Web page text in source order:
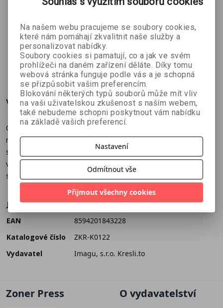
kteří mají fotbal rádi s textem na titulce Všechno nejlepší.
Vnitřní strana je zdobena motivem z titulní strany s textem: Co
nejvíc vítězství a podařených zápasů. Ať se ti daří! Není baleno v
igelitu, součástí je bílá obálka, rozměr 17x11,5cm.
ZOBRAZITVÍCE
Více o knize
Originální přání pro všechny malé i velké fotbalisty i pro ty, kteří
mají fotbal rádi s textem na titulce Všechno nejlepší. Vnitřní
strana je zdobena motivem z titulní strany s textem: Co nejvíc
vítězství a podařených zápasů. Ať se ti daří! Není baleno v igelitu,
součástí je bílá obálka, rozměr 17x11,5cm.
Jazyk
český
EAN
8594201843228
Katalogové číslo
ZKR-K0122
Vydavatel
Imagu, s.r.o. Kresli.to
Zoner Press O vydavatelství
Na našem webu pracujeme se soubory cookies,
které nám pomáhají zkvalitnit naše služby a
personalizovat nabídky.
Soubory cookies si pamatují, co a jak ve svém
prohlížeči na daném zařízení děláte. Díky tomu
webová stránka funguje podle vás a je schopná
se přizpůsobit vašim preferencím.
Blokování některých typů souborů může mít vliv
na vaši uživatelskou zkušenost s naším webem,
také nebudeme schopni poskytnout vám nabídku
na základě vašich preferencí.
Nastavení
Odmítnout vše
Přijmout všechny cookies